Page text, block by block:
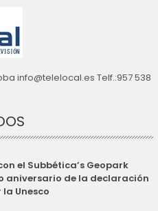
info@telelocal.es Telf.:957 538
el Subbética’s Geopark
aniversario de la declaración
Unesco